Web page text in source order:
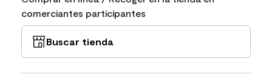
comerciantes participantes
Buscar tienda